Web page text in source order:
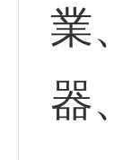
業
器